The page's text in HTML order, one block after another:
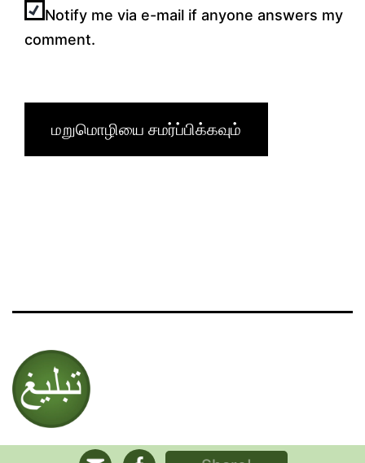
Notify me via e-mail if anyone answers my
comment.